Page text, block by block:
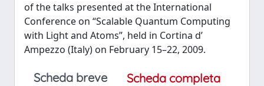
of the talks presented at the International
Conference on “Scalable Quantum Computing
with Light and Atoms”, held in Cortina d’
Ampezzo (Italy) on February 15–22, 2009.
Scheda breve
Scheda completa